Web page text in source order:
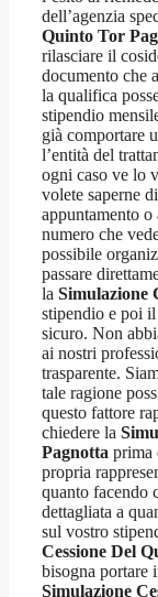
dell’agenzia
Quinto Tor
rilasciare il
documento che
la qualifica
stipendio
già comportare
l’entità del
ogni caso ve lo
volete saperne
appuntamento o
numero che
possibile
passare
la Simulazione
stipendio e poi
sicuro. Non
ai nostri
trasparente.
tale ragione
questo fattore
chiedere la
Pagnotta prima
propria
quanto facendo
dettagliata a
sul vostro
Cessione Del
bisogna portare
Simulazione